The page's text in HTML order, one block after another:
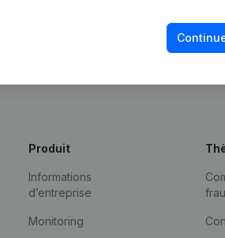
Produit
Informations
d’entreprise
Monitoring